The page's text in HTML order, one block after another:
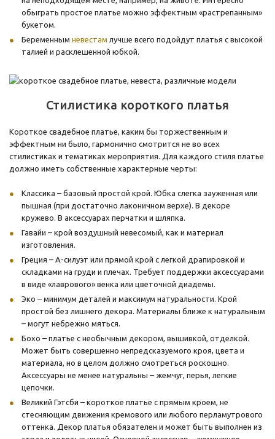
обыграть простое платье можно эффектным «растрепанным»
букетом.
Беременным невестам лучше всего подойдут платья с высокой
талией и расклешенной юбкой.
Стилистика короткого платья
Короткое свадебное платье, каким бы торжественным и
эффектным ни было, гармонично смотрится не во всех
стилистиках и тематиках мероприятия. Для каждого стиля платье
должно иметь собственные характерные черты:
Классика – базовый простой крой. Юбка слегка зауженная или
пышная (при достаточно лаконичном верхе). В декоре
кружево. В аксессуарах перчатки и шляпка.
Гавайи – крой воздушный невесомый, как и материал
изготовления.
Греция – А-силуэт или прямой крой с легкой драпировкой и
складками на груди и плечах. Требует поддержки аксессуарами
в виде «лаврового» венка или цветочной диадемы.
Эко – минимум деталей и максимум натуральности. Крой
простой без лишнего декора. Материалы ближе к натуральным
– могут небрежно мяться.
Бохо – платье с необычным декором, вышивкой, отделкой.
Может быть совершенно непредсказуемого кроя, цвета и
материала, но в целом должно смотреться роскошно.
Аксессуары не менее натуральны – жемчуг, перья, легкие
цепочки.
Великий Гэтсби – короткое платье с прямым кроем, не
стесняющим движения кремового или любого перламутрового
оттенка. Декор платья обязателен и может быть выполнен из